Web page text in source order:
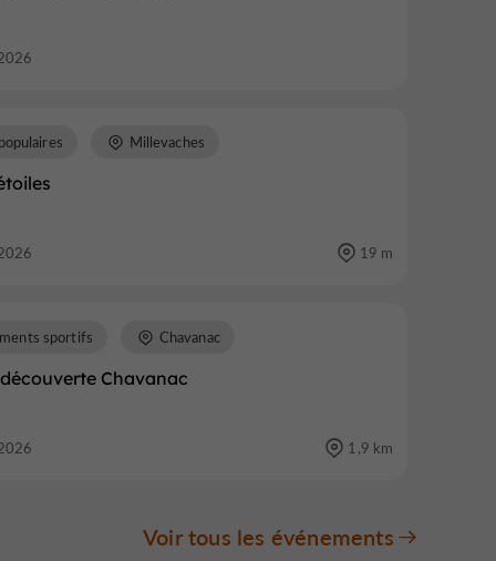
Millevaches
19 m
Chavanac
sportifs Chavanac
1,9 km
Voir tous les événements